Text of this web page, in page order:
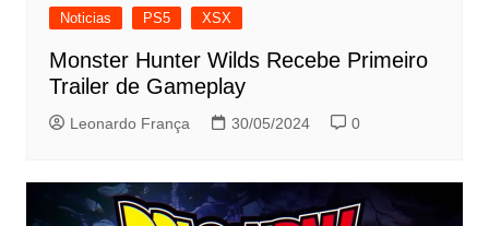
Noticias PS5 XSX
Monster Hunter Wilds Recebe Primeiro
Trailer de Gameplay
Leonardo França 30/05/2024 0